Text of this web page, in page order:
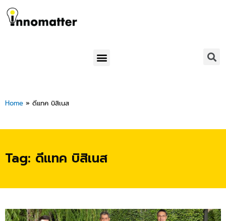
Skip
to
content
Menu
Home » ดีแทค บิสิเนส
Tag: ดีแทค บิสิเนส